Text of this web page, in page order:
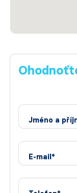
Jméno a
E-mail*